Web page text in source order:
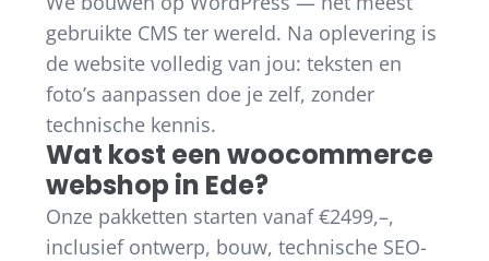
gebruikte CMS ter wereld. Na oplevering is
de website volledig van jou: teksten en
foto’s aanpassen doe je zelf, zonder
technische kennis.
Wat kost een woocommerce
webshop in Ede?
Onze pakketten starten vanaf €2499,–,
inclusief ontwerp, bouw, technische SEO-